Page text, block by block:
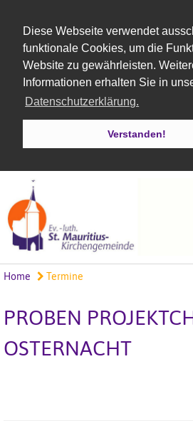
Diese Webseite verwendet
funktionale Cookies, um die
Website zu gewährleisten.
Informationen erhalten Sie in
Datenschutzerklärung.
Verstanden!
Home Termine
PROBEN
OSTERNACHT